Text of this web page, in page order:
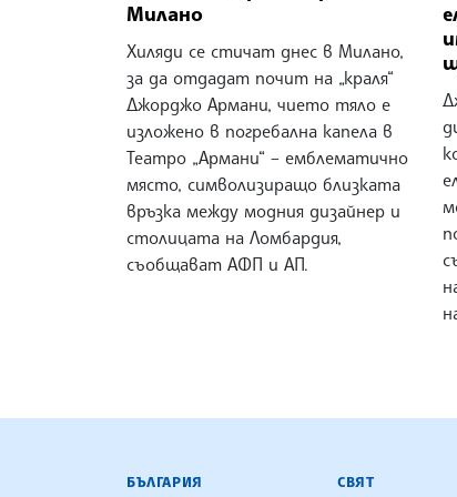
Милано
Хиляди се стичат днес в Милано,
за да отдадат почит на „краля“
Джорджо Армани, чието тяло е
изложено в погребална капела в
Театро „Армани“ – емблематично
място, символизиращо близката
връзка между модния дизайнер и
столицата на Ломбардия,
съобщават АФП и АП.
БЪЛГАРСКА ТЕЛЕГРАФНА
БЪЛГАРИЯ СВЯТ